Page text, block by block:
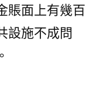
賬面上有幾百
設施不成問